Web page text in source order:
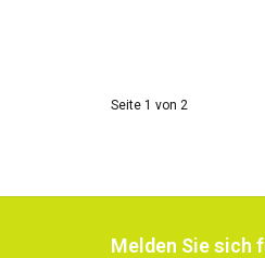
Seite 1 von 2
Melden Sie sich